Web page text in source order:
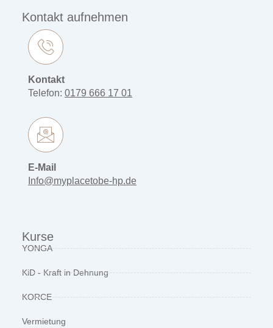
Kontakt aufnehmen
Kontakt
Telefon: 0179 666 17 01
E-Mail
Info@myplacetobe-hp.de
Kurse
YONGA
KiD - Kraft in Dehnung
KORCE
Vermietung